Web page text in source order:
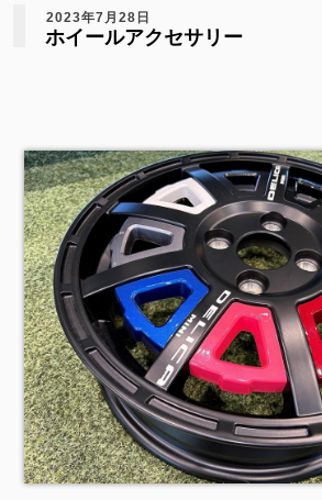
2023年7月28日
ホイールアクセサリー